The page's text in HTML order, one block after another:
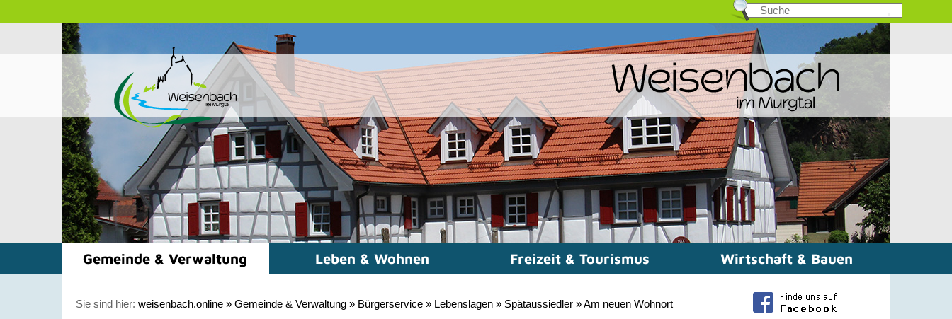
Gemeinde & Verwaltung Leben & Wohnen Freizeit & Tourismus Wirtschaft & Bauen
Sie sind hier: weisenbach.online » Gemeinde & Verwaltung » Bürgerservice » Lebenslagen » Spätaussiedler »Am neuen Wohnort